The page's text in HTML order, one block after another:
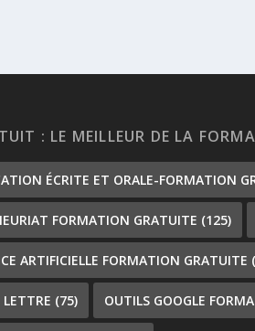
: LE MEILLEUR DE LA
ÉCRITE ET ORALE-FORMATION
FORMATION GRATUITE (125)
ARTIFICIELLE FORMATION GRATUITE
(75) OUTILS GOOGLE